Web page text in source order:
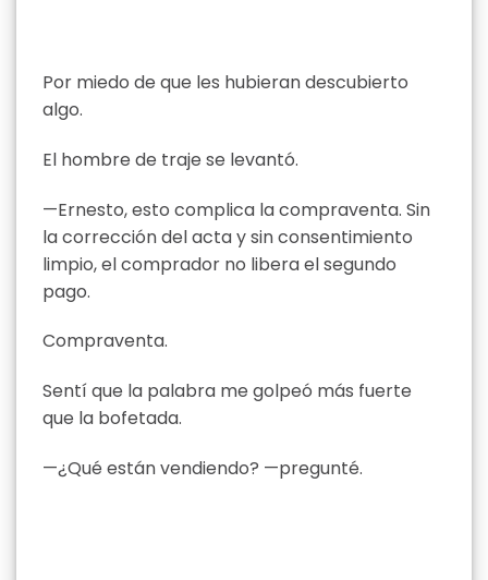
Por miedo de que les hubieran descubierto
algo.
El hombre de traje se levantó.
—Ernesto, esto complica la compraventa. Sin
la corrección del acta y sin consentimiento
limpio, el comprador no libera el segundo
pago.
Compraventa.
Sentí que la palabra me golpeó más fuerte
que la bofetada.
—¿Qué están vendiendo? —pregunté.